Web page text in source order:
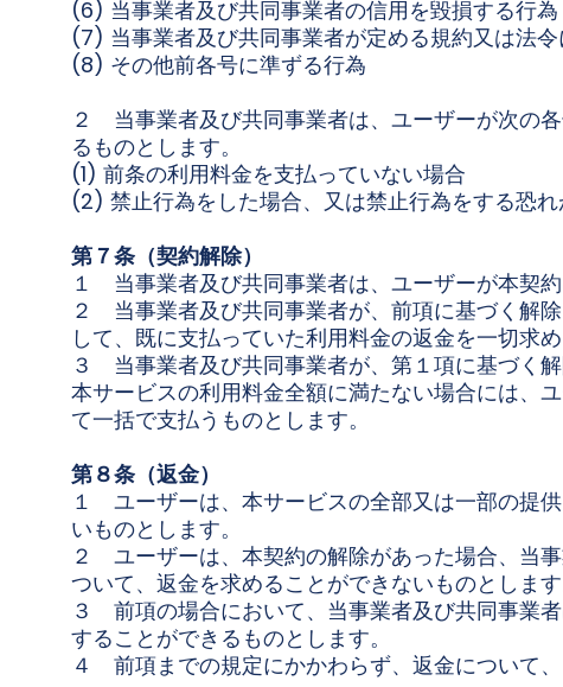
(6) 当事業者及び共同事業者の信用を毀損する行為
(7) 当事業者及び共同事業者が定める規約又は法
(8) その他前各号に準ずる行為
２ 当事業者及び共同事業者は、ユーザーが次の
るものとします。
(1) 前条の利用料金を支払っていない場合
(2) 禁止行為をした場合、又は禁止行為をする恐
第７条（契約解除）
１ 当事業者及び共同事業者は、ユーザーが本契
２ 当事業者及び共同事業者が、前項に基づく解
して、既に支払っていた利用料金の返金を一切求
３ 当事業者及び共同事業者が、第１項に基づく
本サービスの利用料金全額に満たない場合には、
て一括で支払うものとします。
第８条（返金）
１ ユーザーは、本サービスの全部又は一部の提
いものとします。
２ ユーザーは、本契約の解除があった場合、当
ついて、返金を求めることができないものとします
３ 前項の場合において、当事業者及び共同事業
することができるものとします。
４ 前項までの規定にかかわらず、返金について